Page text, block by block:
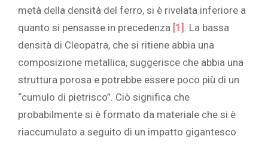
metà della densità del ferro, si è rivelata inferiore a
quanto si pensasse in precedenza [1] . La bassa
densità di Cleopatra, che si ritiene abbia una
composizione metallica, suggerisce che abbia una
struttura porosa e potrebbe essere poco più di un
“cumulo di pietrisco”. Ciò significa che
probabilmente si è formato da materiale che si è
riaccumulato a seguito di un impatto gigantesco.